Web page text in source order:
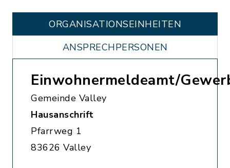
ORGANISATIONS­EINHEITEN
ANSPRECHPERSONEN
Einwohnermeldeamt/
Gemeinde Valley
Hausanschrift
Pfarrweg 1
83626 Valley